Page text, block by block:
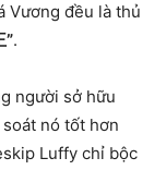
Vương đều là thủ
”.
người sở hữu
nó tốt hơn
Luffy chỉ bộc